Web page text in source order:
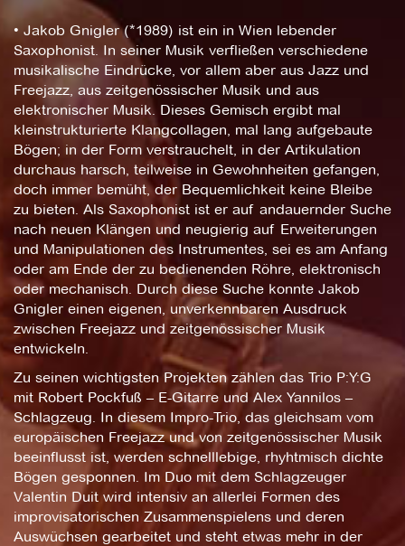
• Jakob Gnigler (*1989) ist ein in Wien lebender
Saxophonist. In seiner Musik verfließen verschiedene
musikalische Eindrücke, vor allem aber aus Jazz und
Freejazz, aus zeitgenössischer Musik und aus
elektronischer Musik. Dieses Gemisch ergibt mal
kleinstrukturierte Klangcollagen, mal lang aufgebaute
Bögen; in der Form verstrauchelt, in der Artikulation
durchaus harsch, teilweise in Gewohnheiten gefangen,
doch immer bemüht, der Bequemlichkeit keine Bleibe
zu bieten. Als Saxophonist ist er auf andauernder Suche
nach neuen Klängen und neugierig auf Erweiterungen
und Manipulationen des Instrumentes, sei es am Anfang
oder am Ende der zu bedienenden Röhre, elektronisch
oder mechanisch. Durch diese Suche konnte Jakob
Gnigler einen eigenen, unverkennbaren Ausdruck
zwischen Freejazz und zeitgenössischer Musik
entwickeln.
Zu seinen wichtigsten Projekten zählen das Trio P:Y:G
mit Robert Pockfuß – E-Gitarre und Alex Yannilos –
Schlagzeug. In diesem Impro-Trio, das gleichsam vom
europäischen Freejazz und von zeitgenössischer Musik
beeinflusst ist, werden schnelllebige, rhyhtmisch dichte
Bögen gesponnen. Im Duo mit dem Schlagzeuger
Valentin Duit wird intensiv an allerlei Formen des
improvisatorischen Zusammenspielens und deren
Auswüchsen gearbeitet und steht etwas mehr in der